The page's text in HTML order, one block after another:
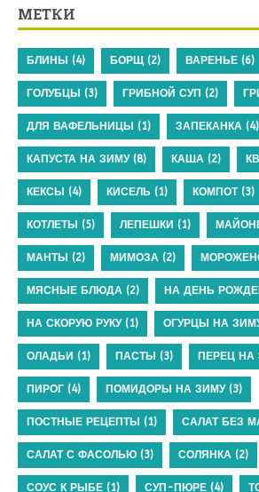
МЕТКИ
БЛИНЫ (4) БОРЩ(2) ВАРЕНЬЕ (6)
ГОЛУБЦЫ (3) ГРИБНОЙ СУП (2)
ДЛЯ ВАФЕЛЬНИЦЫ (1) ЗАПЕКАНКА (4)
КАПУСТА НА ЗИМУ(8) КАША (2)
КЕКСЫ (4) КИСЕЛЬ (1) КОМПОТ(3)
КОТЛЕТЫ (5) ЛЕПЕШКИ (1)
МАНТЫ (2) МИМОЗА (2)
МЯСНЫЕ БЛЮДА (2) НА ДЕНЬ
НА СКОРУЮ РУКУ(1) ОГУРЦЫ НА
ОЛАДЬИ (1) ПАСТЫ (3) ПЕРЕЦ НА
ПИРОГ (4) ПОМИДОРЫ НА ЗИМУ(3)
ПОСТНЫЕ РЕЦЕПТЫ (1) САЛАТ БЕЗ
САЛАТ С ФАСОЛЬЮ (3) СОЛЯНКА (2)
СОУС К РЫБЕ (1) СУП-ПЮРЕ (4)